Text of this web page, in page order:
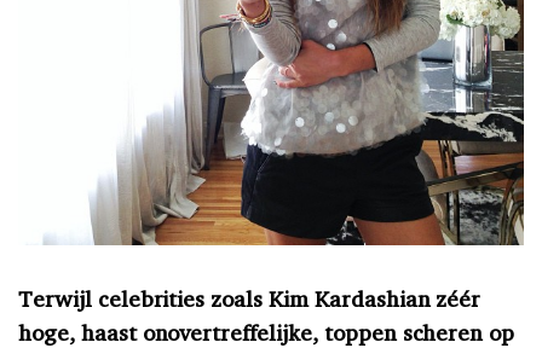
Terwijl celebrities zoals Kim Kardashian zéér
hoge, haast onovertreffelijke, toppen scheren op